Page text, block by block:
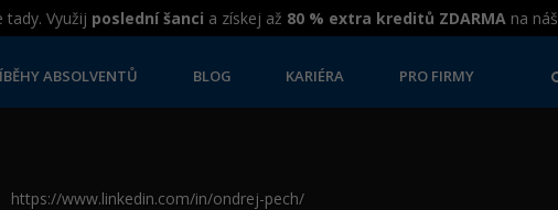
Využij poslední šanci a získej až 80 % extra kreditů ZDARMA na náš
ABSOLVENTŮ BLOG KARIÉRA PRO FIRMY
https://www.linkedin.com/in/ondrej-pech/